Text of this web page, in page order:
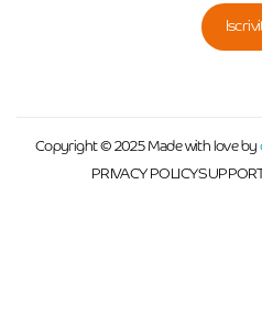
Copyright © 2025 Made with love by
PRIVACY POLICYSUPPORT